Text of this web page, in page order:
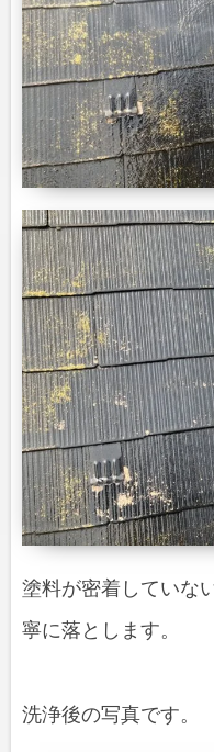
塗料が密着していな
寧に落とします。
洗浄後の写真です。